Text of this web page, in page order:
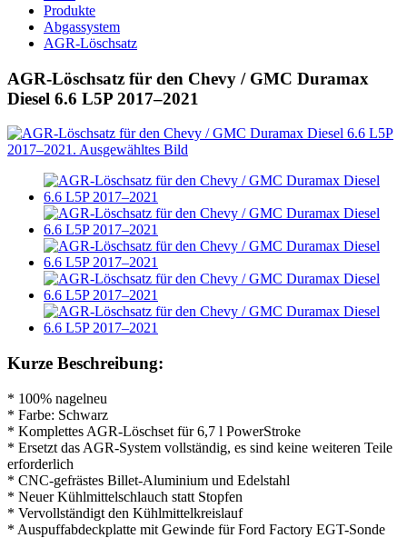
Produkte
Abgassystem
AGR-Löschsatz
AGR-Löschsatz für den Chevy / GMC Duramax
Diesel 6.6 L5P 2017–2021
Kurze Beschreibung:
* 100% nagelneu
* Farbe: Schwarz
* Komplettes AGR-Löschset für 6,7 l PowerStroke
* Ersetzt das AGR-System vollständig, es sind keine weiteren Teile
erforderlich
* CNC-gefrästes Billet-Aluminium und Edelstahl
* Neuer Kühlmittelschlauch statt Stopfen
* Vervollständigt den Kühlmittelkreislauf
* Auspuffabdeckplatte mit Gewinde für Ford Factory EGT-Sonde